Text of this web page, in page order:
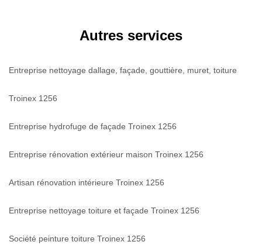
Autres services
Entreprise nettoyage dallage, façade, gouttière, muret, toiture
Troinex 1256
Entreprise hydrofuge de façade Troinex 1256
Entreprise rénovation extérieur maison Troinex 1256
Artisan rénovation intérieure Troinex 1256
Entreprise nettoyage toiture et façade Troinex 1256
Société peinture toiture Troinex 1256